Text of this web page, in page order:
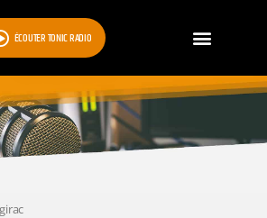
ÉCOUTER TONIC RADIO
RESULTATS